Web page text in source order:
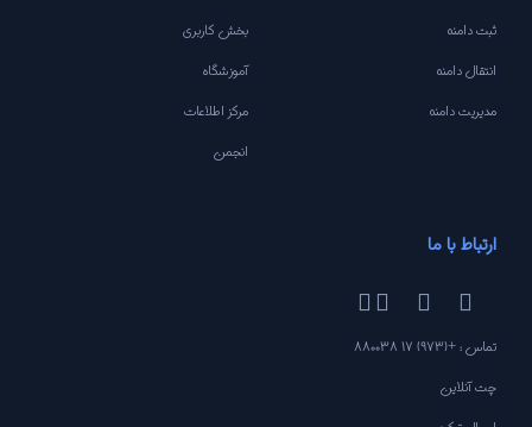
ثبت دامنه
انتقال دامنه
مدیریت دامنه
بخش کاربری
آموزشگاه
مرکز اطلاعات
انجمن
ارتباط با ما
تماس : +(973) 17 880038
چت آنلاین